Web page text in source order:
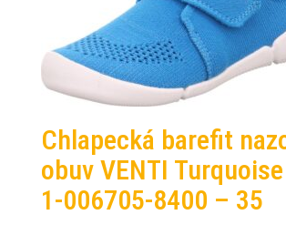
Chlapecká barefit
obuv VENTI
1-006705-8400 – 35